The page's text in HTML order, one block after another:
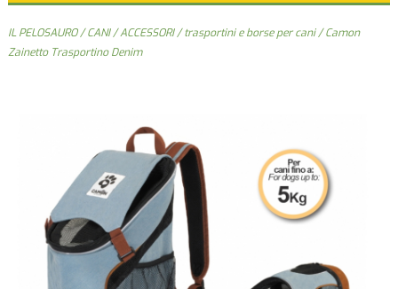
IL PELOSAURO/CANI/ACCESSORI/trasportini e borse per cani/ Camon
Zainetto Trasportino Denim